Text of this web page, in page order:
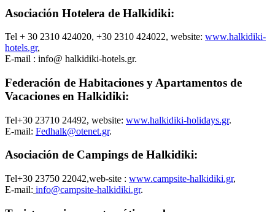
Asociación Hotelera de Halkidiki:
Tel + 30 2310 424020, +30 2310 424022, website: www.halkidiki-
hotels.gr,
E-mail : info@ halkidiki-hotels.gr.
Federación de Habitaciones y Apartamentos de
Vacaciones en Halkidiki:
Tel+30 23710 24492, website: www.halkidiki-holidays.gr.
E-mail: Fedhalk@otenet.gr.
Asociación de Campings de Halkidiki:
Tel+30 23750 22042,web-site : www.campsite-halkidiki.gr,
E-mail: info@campsite-halkidiki.gr.